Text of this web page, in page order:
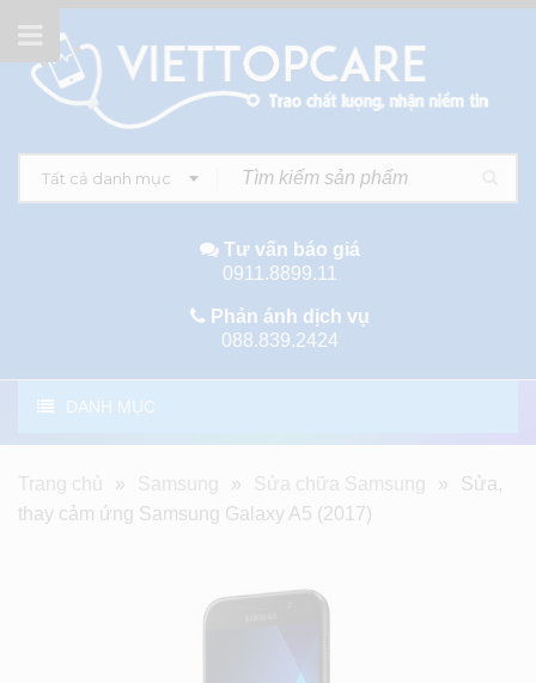
Tất cả danh mục
Tư vấn báo giá
0911.8899.11
Phản ánh dịch vụ
088.839.2424
DANH MỤC
Trang chủ » Samsung » Sửa chữa Samsung »
Sửa,
thay cảm ứng Samsung Galaxy A5 (2017)